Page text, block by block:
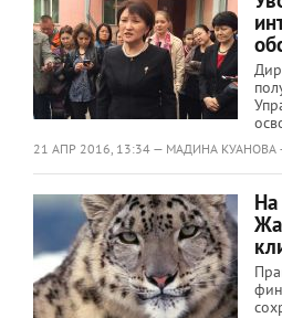
21 АПР 2016, 13:34 — МАДИНА КУАНОВА
На